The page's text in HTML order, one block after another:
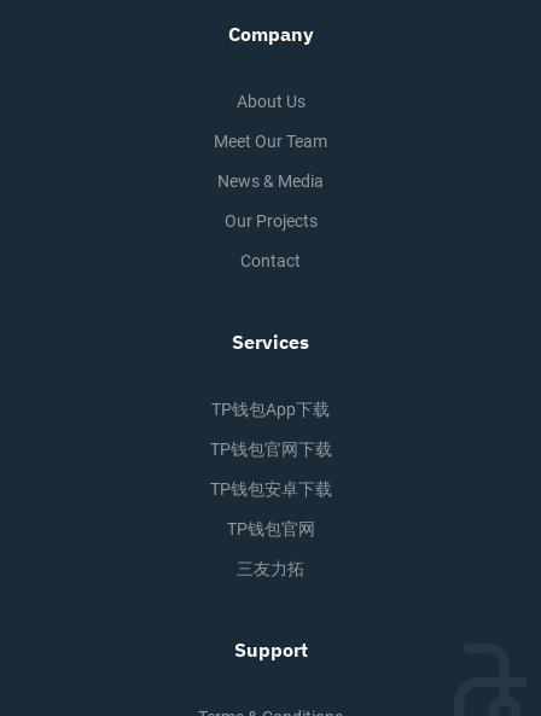
Company
About Us
Meet Our Team
News & Media
Our Projects
Contact
Services
TP钱包app下载
TP钱包官网下载
TP钱包安卓下载
TP钱包官网
三友力拓
Support